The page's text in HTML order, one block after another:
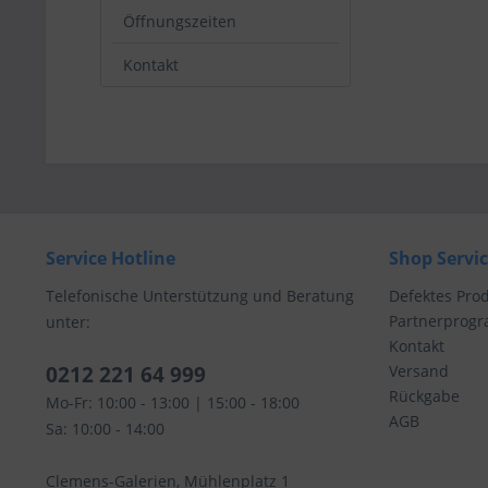
Öffnungszeiten
Kontakt
Service Hotline
Telefonische Unterstützung und Beratung
unter:
0212 221 64 999
Mo-Fr: 10:00 - 13:00 | 15:00 - 18:00
Sa: 10:00 - 14:00
Clemens-Galerien, Mühlenplatz 1
Shop
Defektes
Kontakt
Versand
Rückgabe
AGB